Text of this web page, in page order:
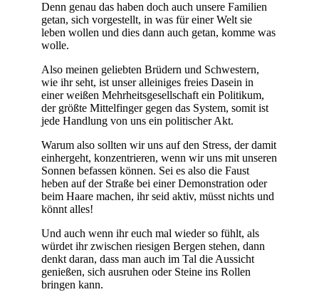
Denn genau das haben doch auch unsere Familien
getan, sich vorgestellt, in was für einer Welt sie
leben wollen und dies dann auch getan, komme was
wolle.
Also meinen geliebten Brüdern und Schwestern,
wie ihr seht, ist unser alleiniges freies Dasein in
einer weißen Mehrheitsgesellschaft ein Politikum,
der größte Mittelfinger gegen das System, somit ist
jede Handlung von uns ein politischer Akt.
Warum also sollten wir uns auf den Stress, der damit
einhergeht, konzentrieren, wenn wir uns mit unseren
Sonnen befassen können. Sei es also die Faust
heben auf der Straße bei einer Demonstration oder
beim Haare machen, ihr seid aktiv, müsst nichts und
könnt alles!
Und auch wenn ihr euch mal wieder so fühlt, als
würdet ihr zwischen riesigen Bergen stehen, dann
denkt daran, dass man auch im Tal die Aussicht
genießen, sich ausruhen oder Steine ins Rollen
bringen kann.